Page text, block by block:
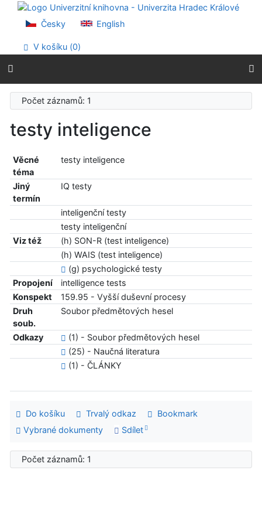
Přejít na obsah
Přejít na menu
Prohlášení o webové přístupnosti
Česky English
V košíku (0)
Počet záznamů: 1
testy inteligence
Věcné
téma
testy inteligence
Jiný
termín
IQ testy
inteligenční testy
testy inteligenční
Viz též
(h) SON-R (test inteligence)
(h) WAIS (test inteligence)
(g) psychologické testy
Propojení
intelligence tests
Konspekt
159.95 - Vyšší duševní procesy
Druh
soub.
Soubor předmětových hesel
Odkazy
(1) - Soubor předmětových hesel
(25) - Naučná literatura
(1) - ČLÁNKY
Do košíku Trvalý odkaz
Bookmark
Vybrané dokumenty
Sdílet
Počet záznamů: 1